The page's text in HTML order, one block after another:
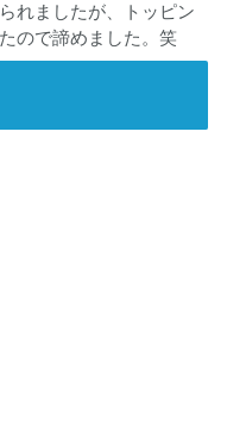
れましたが、トッピン
ので諦めました。笑